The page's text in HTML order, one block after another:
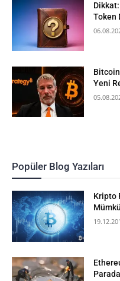
Token
Yeni
Popüler Blog Yazıları
Kripto